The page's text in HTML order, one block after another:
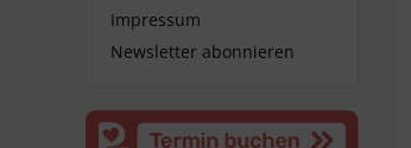
Impressum
Newsletter abonnieren